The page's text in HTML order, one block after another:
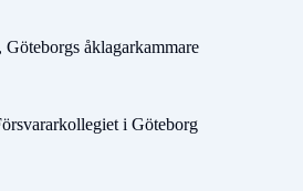
åklagarkammare
i Göteborg